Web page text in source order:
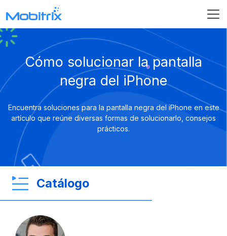
Cómo solucionar la pantalla
negra del iPhone
Encuentra soluciones para la pantalla negra del iPhone en este
artículo que reúne diversas formas de solucionarlo, consejos
prácticos.
Catálogo